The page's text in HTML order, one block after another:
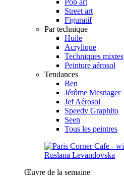
Street art
Figuratif
Par technique
Huile
Acrylique
Techniques mixtes
Peinture aérosol
Tendances
Ben
Jérôme Mesnager
Jef Aérosol
Speedy Graphito
Seen
Tous les peintres
Œuvre de la semaine